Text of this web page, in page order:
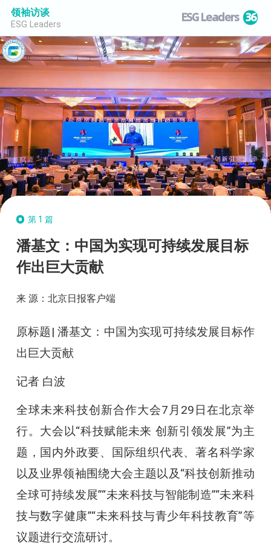
领袖访谈
ESG Leaders ESG Leaders 36
第1篇
潘基文：中国为实现可持续发展目标
作出巨大贡献
来 源：北京日报客户端
原标题| 潘基文：中国为实现可持续发展目标作
出巨大贡献
记者 白波
全球未来科技创新合作大会7月29日在北京举
行。大会以“科技赋能未来 创新引领发展”为主
题，国内外政要、国际组织代表、著名科学家
以及业界领袖围绕大会主题以及“科技创新推动
全球可持续发展”“未来科技与智能制造”“未来科
技与数字健康”“未来科技与青少年科技教育”等
议题进行交流研讨。